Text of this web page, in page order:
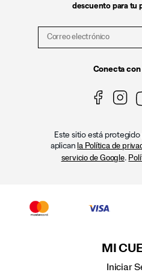
descuento para tu
Conecta con
Este sitio está protegido
aplican la Política de
servicio de Google.
MI
Iniciar